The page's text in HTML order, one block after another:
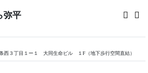
弥平
西３丁目１ー１ 大同生命ビル １F（地下歩行空間直結）